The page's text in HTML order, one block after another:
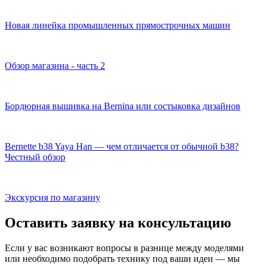
Новая линейка промышленных прямострочных машин
Обзор магазина - часть 2
Бордюрная вышивка на Bernina или состыковка дизайнов
Bernette b38 Yaya Han — чем отличается от обычной b38?
Честный обзор
Экскурсия по магазину
Оставить заявку на консультацию
Если у вас возникают вопросы в разнице между моделями
или необходимо подобрать технику под ваши идеи — мы